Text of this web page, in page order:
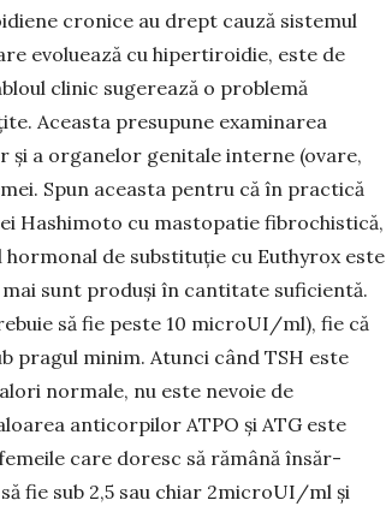
cronice au drept cauză sistemul
evo­luează cu hipertiroidie, este de
clinic suge­rează o problemă
Aceasta presupune exa­mi­narea
și a orga­nelor genitale interne (ovare,
Spun aceasta pentru că în practică
Hashimoto cu mastopatie fibro­chistică,
de substituție cu Eu­thyrox este
sunt produși în cantitate suficientă.
să fie peste 10 microUI/ml), fie că
pragul minim. Atunci când TSH este
normale, nu este nevoie de
anti­cor­pilor ATPO și ATG este
care doresc să rămână în­săr­
fie sub 2,5 sau chiar 2microUI/ml și